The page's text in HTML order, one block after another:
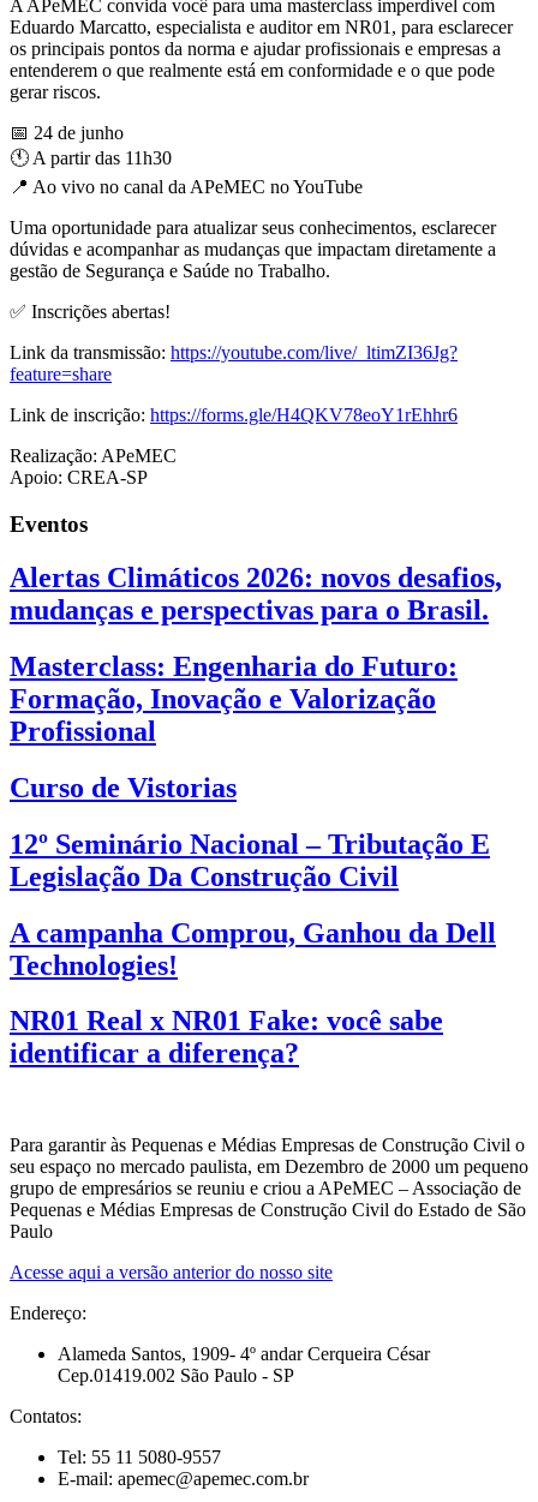
A APeMEC convida você para uma masterclass imperdível com
Eduardo Marcatto, especialista e auditor em NR01, para esclarecer
os principais pontos da norma e ajudar profissionais e empresas a
entenderem o que realmente está em conformidade e o que pode
gerar riscos.
📅 24 de junho
🕚 A partir das 11h30
📍 Ao vivo no canal da APeMEC no YouTube
Uma oportunidade para atualizar seus conhecimentos, esclarecer
dúvidas e acompanhar as mudanças que impactam diretamente a
gestão de Segurança e Saúde no Trabalho.
✅ Inscrições abertas!
Link da transmissão: https://youtube.com/live/_ltimZI36Jg?
feature=share
Link de inscrição: https://forms.gle/H4QKV78eoY1rEhhr6
Realização: APeMEC
Apoio: CREA-SP
Eventos
Alertas Climáticos 2026: novos desafios,
mudanças e perspectivas para o Brasil.
Masterclass: Engenharia do Futuro:
Formação, Inovação e Valorização
Profissional
Curso de Vistorias
12º Seminário Nacional – Tributação E
Legislação Da Construção Civil
A campanha Comprou, Ganhou da Dell
Technologies!
NR01 Real x NR01 Fake: você sabe
identificar a diferença?
Para garantir às Pequenas e Médias Empresas de Construção Civil o
seu espaço no mercado paulista, em Dezembro de 2000 um pequeno
grupo de empresários se reuniu e criou a APeMEC – Associação de
Pequenas e Médias Empresas de Construção Civil do Estado de São
Paulo
Acesse aqui a versão anterior do nosso site
Endereço:
Alameda Santos, 1909- 4º andar Cerqueira César
Cep.01419.002 São Paulo - SP
Contatos:
Tel: 55 11 5080-9557
E-mail: apemec@apemec.com.br